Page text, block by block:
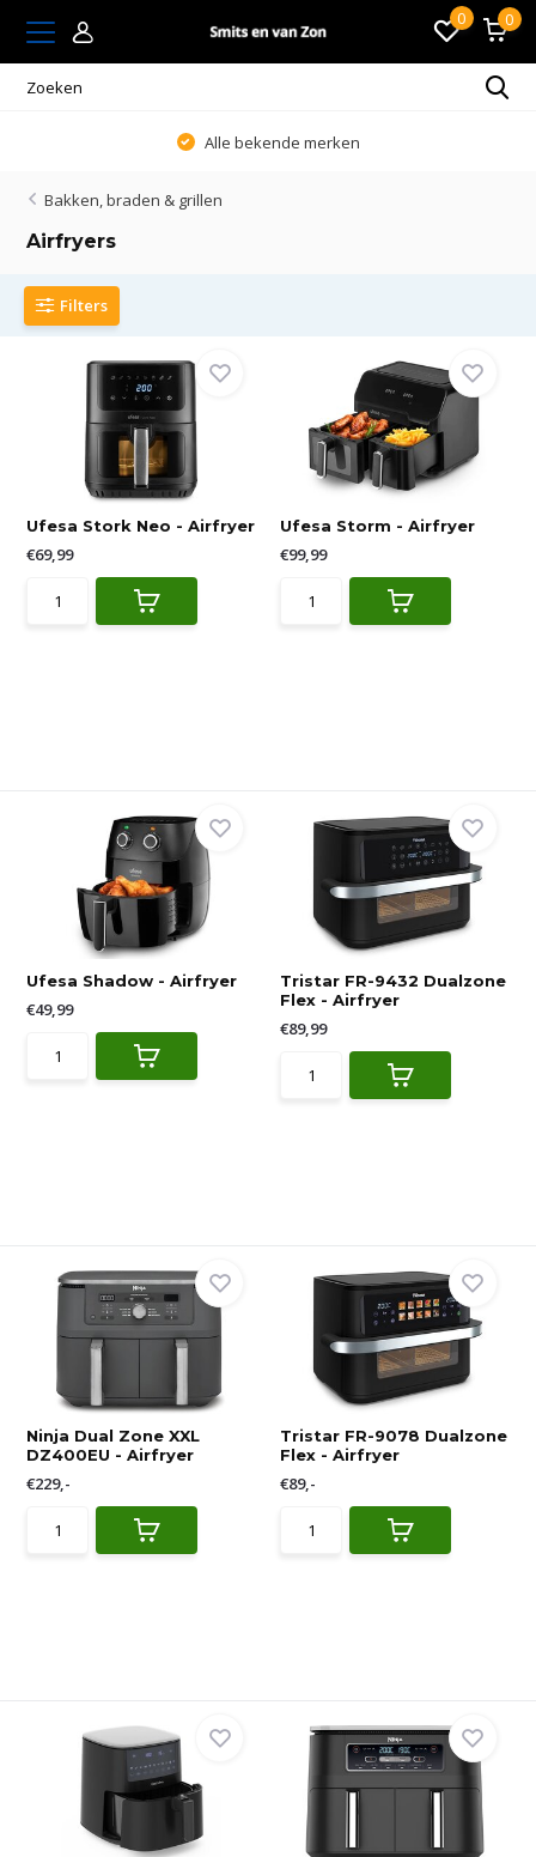
0 0
Alle bekende merken
Bakken, braden & grillen
Airfryers
Filters
Ufesa Stork Neo - Airfryer
€69,99
Ufesa Storm - Airfryer
€99,99
Ufesa Shadow - Airfryer
€49,99
Tristar FR-9432 Dualzone
Flex - Airfryer
€89,99
Ninja Dual Zone XXL
DZ400EU - Airfryer
€229,-
Tristar FR-9078 Dualzone
Flex - Airfryer
€89,-